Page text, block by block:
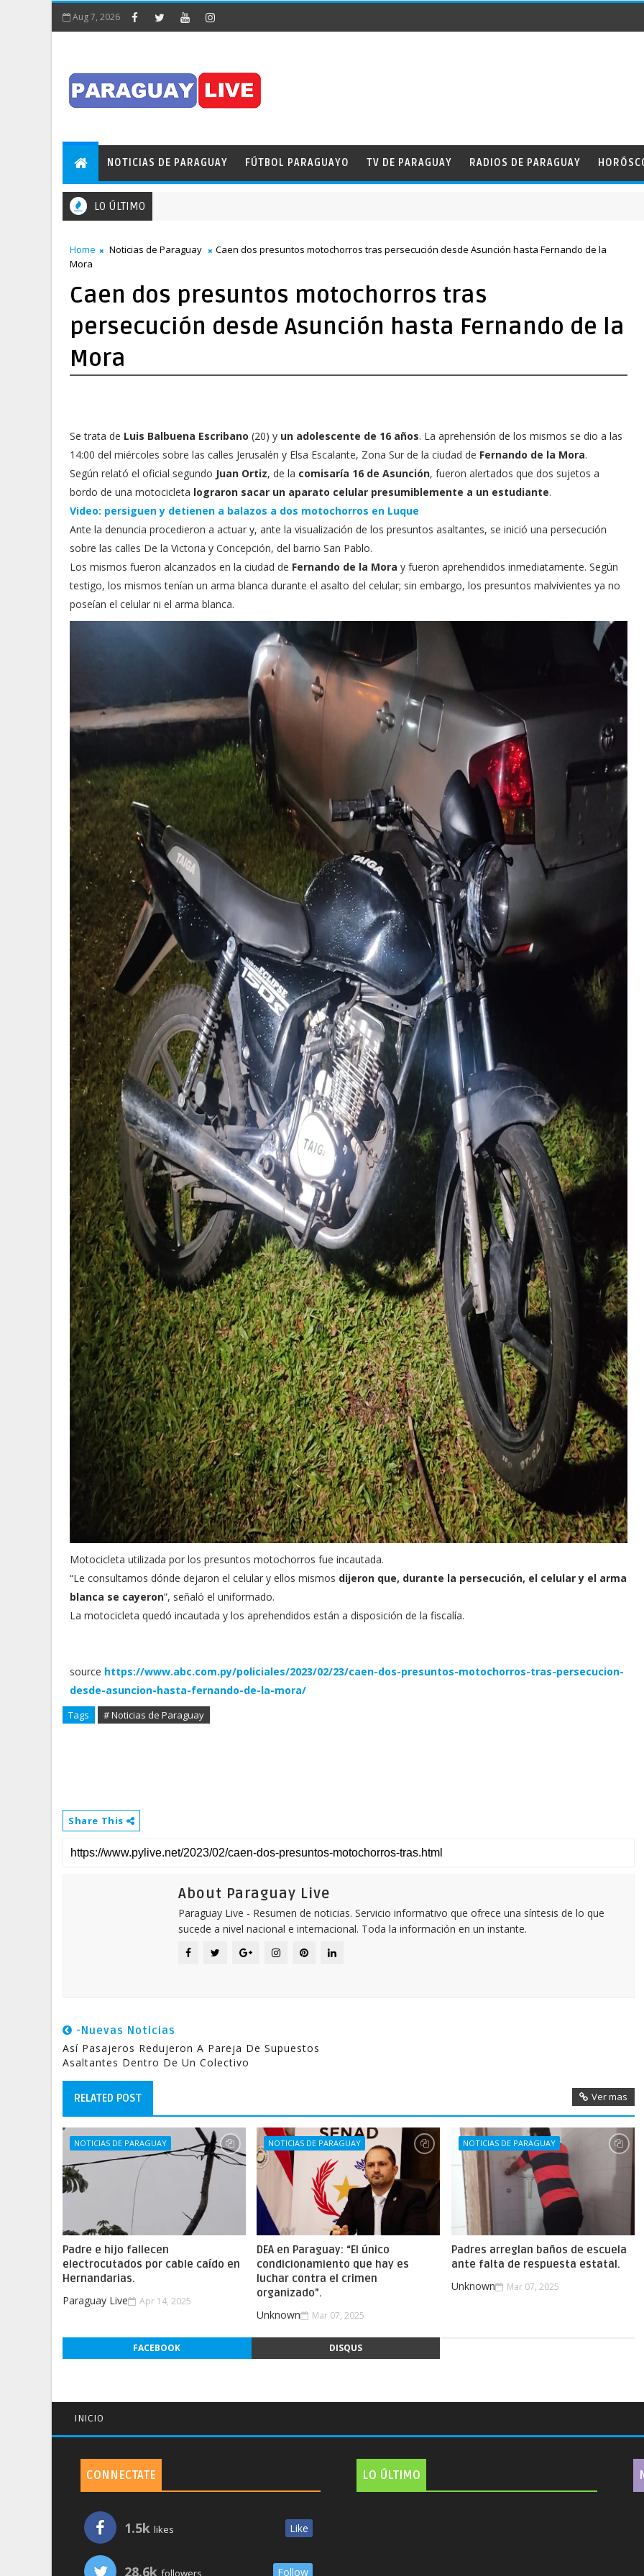
Aug 7, 2026
NOTICIAS DE PARAGUAY FÚTBOL PARAGUAYO TV DE PARAGUAY RADIOS DE PARAGUAY
LO ÚLTIMO
Home Noticias de Paraguay
Caen dos presuntos motochorros tras persecución desde Asunción hasta Fernando de la
Mora
Caen dos presuntos motochorros tras
persecución desde Asunción hasta Fernando de la
Mora
Se trata de Luis Balbuena Escribano (20) y un adolescente de 16 años. La aprehensión de los mismos se dio a las
14:00 del miércoles sobre las calles Jerusalén y Elsa Escalante, Zona Sur de la ciudad de Fernando de la Mora.
Según relató el oficial segundo Juan Ortiz, de la comisaría 16 de Asunción, fueron alertados que dos sujetos a
bordo de una motocicleta lograron sacar un aparato celular presumiblemente a un estudiante.
Video: persiguen y detienen a balazos a dos motochorros en Luque
Ante la denuncia procedieron a actuar y, ante la visualización de los presuntos asaltantes, se inició una persecución
sobre las calles De la Victoria y Concepción, del barrio San Pablo.
Los mismos fueron alcanzados en la ciudad de Fernando de la Mora y fueron aprehendidos inmediatamente. Según
testigo, los mismos tenían un arma blanca durante el asalto del celular; sin embargo, los presuntos malvivientes ya no
poseían el celular ni el arma blanca.
Motocicleta utilizada por los presuntos motochorros fue incautada.
“Le consultamos dónde dejaron el celular y ellos mismos dijeron que, durante la persecución, el celular y el arma
blanca se cayeron”, señaló el uniformado.
La motocicleta quedó incautada y los aprehendidos están a disposición de la fiscalía.
source https://www.abc.com.py/policiales/2023/02/23/caen-dos-presuntos-motochorros-tras-persecucion-
desde-asuncion-hasta-fernando-de-la-mora/
Tags # Noticias de Paraguay
Share This
About Paraguay Live
Paraguay Live - Resumen de noticias. Servicio informativo que ofrece una síntesis de lo que
sucede a nivel nacional e internacional. Toda la información en un instante.
-Nuevas Noticias
Así Pasajeros Redujeron A Pareja De Supuestos
Asaltantes Dentro De Un Colectivo
RELATED POST Ver mas
NOTICIAS DE PARAGUAY
Padre e hijo fallecen
electrocutados por cable caído en
Hernandarias.
Paraguay Live Apr 14, 2025
NOTICIAS DE PARAGUAY
DEA en Paraguay: “El único
condicionamiento que hay es
luchar contra el crimen
organizado”.
Unknown Mar 07, 2025
NOTICIAS DE PARAGUAY
Padres arreglan baños de escuela
ante falta de respuesta estatal.
Unknown Mar 07, 2025
FACEBOOK DISQUS
INICIO
CONNECTATE
1.5k likes Like
28.6k followers Follow
LO ÚLTIMO